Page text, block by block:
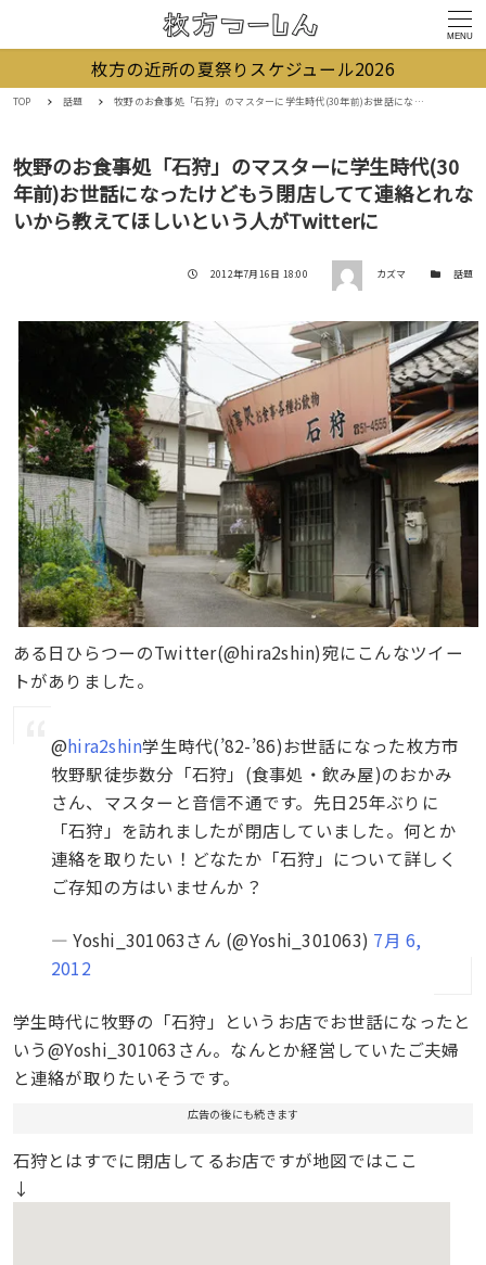
MENU
枚方の近所の夏祭りスケジュール2026
TOP 話題 牧野のお食事処「石狩」のマスターに学生時代(30年前)お世話になったけどもう閉店してて連絡とれないから教えてほしいという人がTwitterに
牧野のお食事処「石狩」のマスターに学生時代(30
年前)お世話になったけどもう閉店してて連絡とれな
いから教えてほしいという人がTwitterに
投稿日
2012年7月16日 18:00 著者 カズマ カテゴリー
話題
ある日ひらつーのTwitter(@hira2shin)宛にこんなツイー
トがありました。
@hira2shin学生時代(’82-’86)お世話になった枚方市
牧野駅徒歩数分「石狩」(食事処・飲み屋)のおかみ
さん、マスターと音信不通です。先日25年ぶりに
「石狩」を訪れましたが閉店していました。何とか
連絡を取りたい！どなたか「石狩」について詳しく
ご存知の方はいませんか？
— Yoshi_301063さん (@Yoshi_301063) 7月 6,
2012
学生時代に牧野の「石狩」というお店でお世話になったと
いう@Yoshi_301063さん。なんとか経営していたご夫婦
と連絡が取りたいそうです。
広告の後にも続きます
石狩とはすでに閉店してるお店ですが地図ではここ
↓